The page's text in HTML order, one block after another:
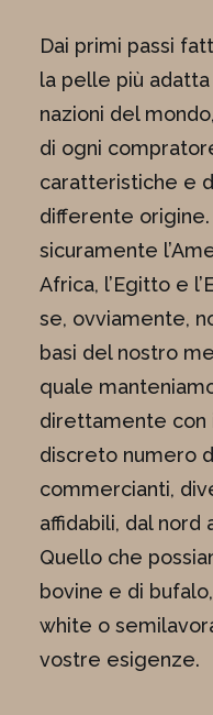
Dai primi passi
la pelle più
nazioni del
di ogni
caratteristiche e
differente
sicuramente
Africa, l’Egitto e
se, ovviamente,
basi del nostro
quale
direttamente con
discreto numero
commercianti,
affidabili, dal nord
Quello che
bovine e di
white o
vostre esigenze.